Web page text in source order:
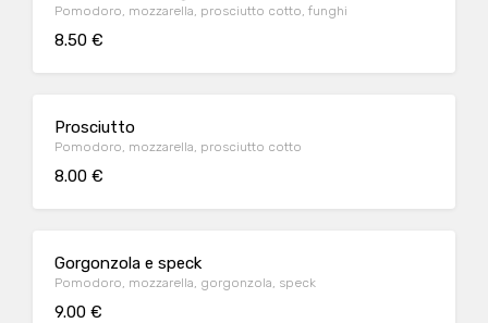
Pomodoro, mozzarella, prosciutto cotto, funghi
8.50 €
Prosciutto
Pomodoro, mozzarella, prosciutto cotto
8.00 €
Gorgonzola e speck
Pomodoro, mozzarella, gorgonzola, speck
9.00 €